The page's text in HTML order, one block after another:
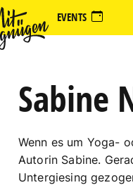
EVENTS
Sabine
Wenn es um Yoga-
Autorin Sabine.
Untergiesing